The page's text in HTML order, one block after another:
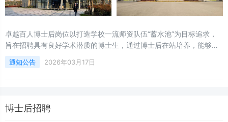
卓越百人博士后岗位以打造学校一流师资队伍“蓄水池”为目标追求，
旨在招聘具有良好学术潜质的博士生，通过博士后在站培养，能够在
相关领域取得较为突出业绩，并成长为优秀青年人才。招聘学科方向
包括：复杂系统管理决策、数据与决策智能、综合交通与智慧物流管
通知公告 2026年03月17日
博士后招聘